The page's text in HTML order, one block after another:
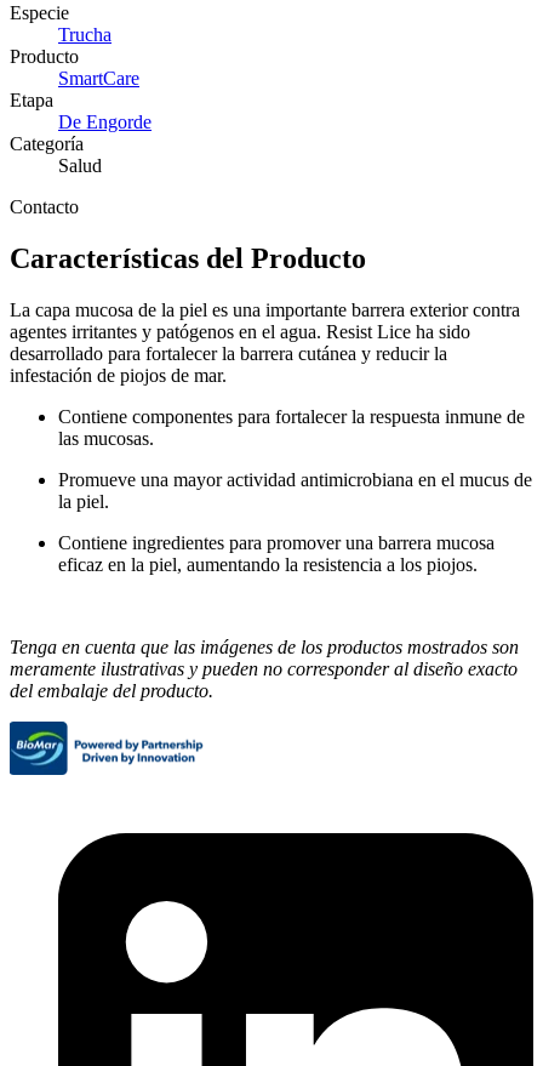
Especie
Trucha
Producto
SmartCare
Etapa
De Engorde
Categoría
Salud
Contacto
Características del Producto
La capa mucosa de la piel es una importante barrera exterior contra
agentes irritantes y patógenos en el agua. Resist Lice ha sido
desarrollado para fortalecer la barrera cutánea y reducir la
infestación de piojos de mar.
Contiene componentes para fortalecer la respuesta inmune de
las mucosas.
Promueve una mayor actividad antimicrobiana en el mucus de
la piel.
Contiene ingredientes para promover una barrera mucosa
eficaz en la piel, aumentando la resistencia a los piojos.
Tenga en cuenta que las imágenes de los productos mostrados son
meramente ilustrativas y pueden no corresponder al diseño exacto
del embalaje del producto.